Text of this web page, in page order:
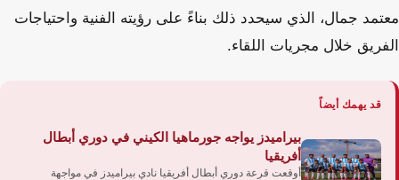
معتمد جمال، الذي سيحدد ذلك بناءً على رؤيته الفنية واحتياجات
الفريق خلال مجريات اللقاء.
قد يهمك أيضاً
بيراميدز يواجه جورماهيا الكيني في دوري أبطال
أفريقيا
أوقعت قرعة دوري أبطال أفريقيا نادي بيراميدز في مواجهة